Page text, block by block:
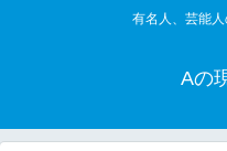
有名人、芸能人
Aの